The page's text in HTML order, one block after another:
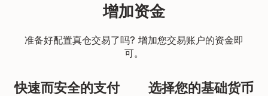
增加资金
准备好配置真仓交易了吗? 增加您交易账户的资金即
可。
快速而安全的支付 选择您的基础货币